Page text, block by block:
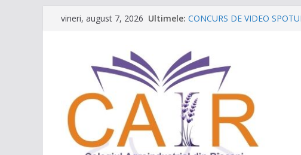
vineri, august 7, 2026 Ultimele: CONCURS DE VIDEO
Târgul regional „Viitorul e
Un capitol se încheie, iar un
Festivalul Lavandei a fost
neuitat!